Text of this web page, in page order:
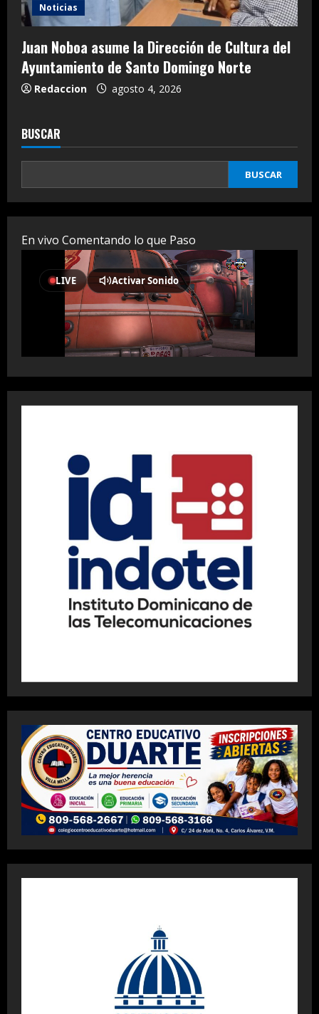
Noticias
Juan Noboa asume la Dirección de Cultura del
Ayuntamiento de Santo Domingo Norte
Redaccion agosto 4, 2026
BUSCAR
BUSCAR
En vivo Comentando lo que Paso